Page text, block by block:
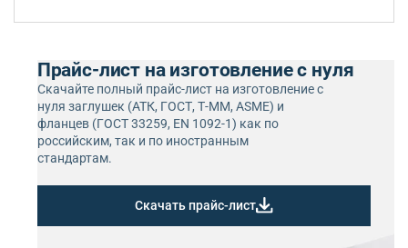
Прайс-лист на изготовление с нуля
Скачайте полный прайс-лист на изготовление с
нуля заглушек (АТК, ГОСТ, Т-ММ, ASME) и
фланцев (ГОСТ 33259, EN 1092-1) как по
российским, так и по иностранным
стандартам.
Скачать прайс-лист